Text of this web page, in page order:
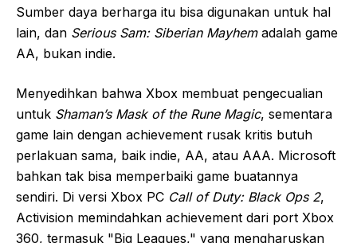
Sumber daya berharga itu bisa digunakan untuk hal
lain, dan Serious Sam: Siberian Mayhemadalah game
AA, bukan indie.
Menyedihkan bahwa Xbox membuat pengecualian
untuk Shaman’s Mask of the Rune Magic, sementara
game lain dengan achievement rusak kritis butuh
perlakuan sama, baik indie, AA, atau AAA. Microsoft
bahkan tak bisa memperbaiki game buatannya
sendiri. Di versi Xbox PC Call of Duty: Black Ops 2,
Activision memindahkan achievement dari port Xbox
360, termasuk "Big Leagues," yang mengharuskan